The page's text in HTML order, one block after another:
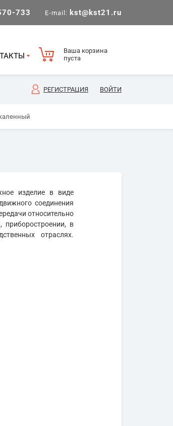
733 E-mail: kst@kst21.ru
Ваша корзина
пуста
РЕГИСТРАЦИЯ ВОЙТИ
изделие в виде
соединения
относительно
в
отраслях.